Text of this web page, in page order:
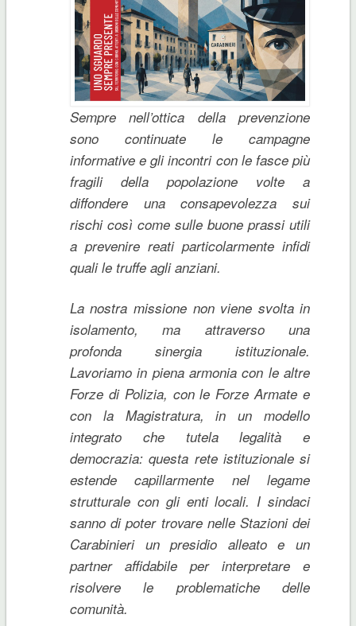
Sempre nell’ottica della prevenzione
sono continuate le campagne
informative e gli incontri con le fasce più
fragili della popolazione volte a
diffondere una consapevolezza sui
rischi così come sulle buone prassi utili
a prevenire reati particolarmente infidi
quali le truffe agli anziani.
La nostra missione non viene svolta in
isolamento, ma attraverso una
profonda sinergia istituzionale.
Lavoriamo in piena armonia con le altre
Forze di Polizia, con le Forze Armate e
con la Magistratura, in un modello
integrato che tutela legalità e
democrazia: questa rete istituzionale si
estende capillarmente nel legame
strutturale con gli enti locali. I sindaci
sanno di poter trovare nelle Stazioni dei
Carabinieri un presidio alleato e un
partner affidabile per interpretare e
risolvere le problematiche delle
comunità.